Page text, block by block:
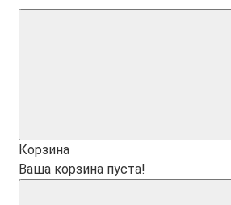
Корзина
Ваша корзина пуста!